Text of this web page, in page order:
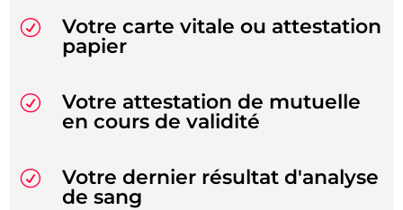
R
Votre carte vitale ou attestation
papier
R
Votre attestation de mutuelle
en cours de validité
R
Votre dernier résultat d'analyse
de sang